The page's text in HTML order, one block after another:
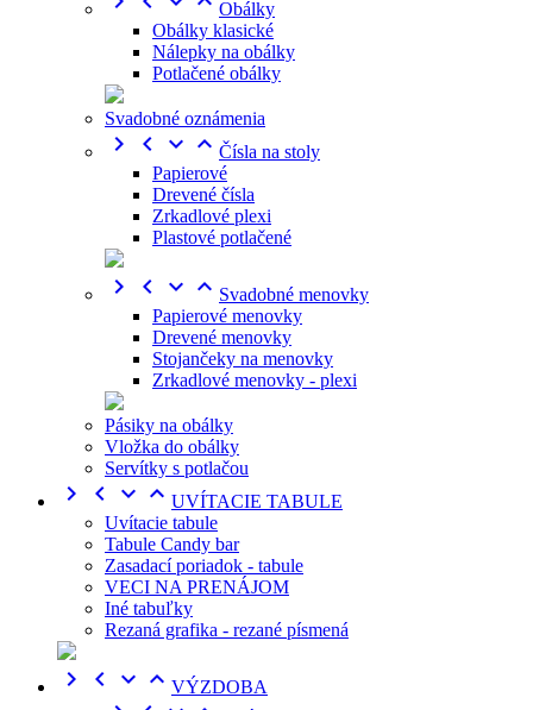
Obálky
Obálky klasické
Nálepky na obálky
Potlačené obálky
Svadobné oznámenia
    Čísla na stoly
Papierové
Drevené čísla
Zrkadlové plexi
Plastové potlačené
    Svadobné menovky
Papierové menovky
Drevené menovky
Stojančeky na menovky
Zrkadlové menovky - plexi
Pásiky na obálky
Vložka do obálky
Servítky s potlačou
    UVÍTACIE TABULE
Uvítacie tabule
Tabule Candy bar
Zasadací poriadok - tabule
VECI NA PRENÁJOM
Iné tabuľky
Rezaná grafika - rezané písmená
    VÝZDOBA